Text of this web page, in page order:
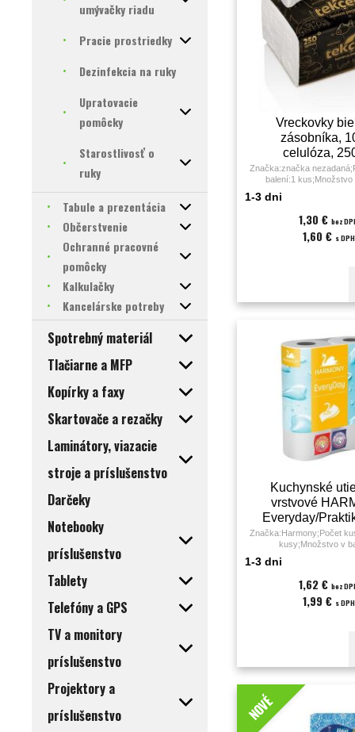
umývačky riadu
Pracie prostriedky
Dezinfekcia na ruky
Upratovacie
pomôcky
Starostlivosť o
ruky
Tabule a prezentácia
Občerstvenie
Ochranné pracovné
pomôcky
Kalkulačky
Kancelárske potreby
Spotrebný materiál
Tlačiarne a MFP
Kopírky a faxy
Skartovače a rezačky
Laminátory, viazacie
stroje a príslušenstvo
Darčeky
Notebooky
príslušenstvo
Tablety
Telefóny a GPS
TV a monitory
príslušenstvo
Projektory a
príslušenstvo
Vreckovky
zásobníka,
celulóza,
Značka:značka
balení:1 kus;Množstvo
celulóza;Počet
1-3 dni
1,30 €bez
1,60 € s DPH
Kuchynské
vrstvové
Everyday/
11 m (2
Značka:Harmony;Počet
kusy;Množstvo v
celulóza;Počet
1-3 dni
1,62 €bez
1,99 € s DPH
NOVÉ